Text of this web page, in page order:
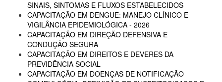
SINAIS, SINTOMAS E FLUXOS ESTABELECIDOS
CAPACITAÇÃO EM DENGUE: MANEJO CLÍNICO E
VIGILÂNCIA EPIDEMIOLÓGICA - 2026
CAPACITAÇÃO EM DIREÇÃO DEFENSIVA E
CONDUÇÃO SEGURA
CAPACITAÇÃO EM DIREITOS E DEVERES DA
PREVIDÊNCIA SOCIAL
CAPACITAÇÃO EM DOENÇAS DE NOTIFICAÇÃO